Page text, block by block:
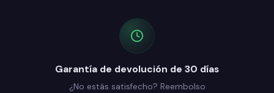
Garantía de devolución de 30 días
¿No estás satisfecho? Reembolso